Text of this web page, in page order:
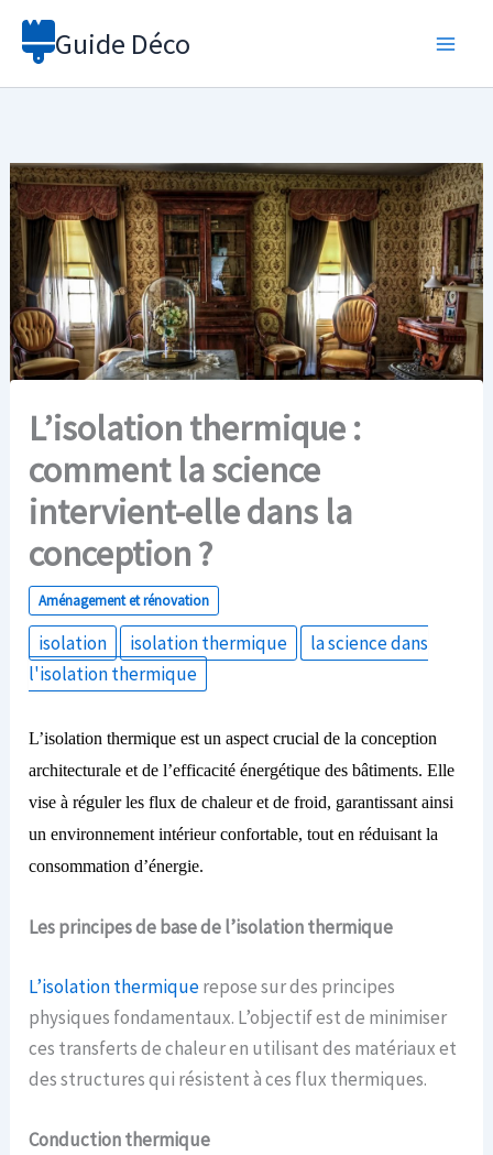
Aller
Guide Déco
L’isolation thermique :
comment la science
intervient-elle dans la
conception ?
Aménagement et rénovation
isolation isolation thermique
la science dans
l'isolation thermique
L’isolation thermique est un aspect crucial de la conception
architecturale et de l’efficacité énergétique des bâtiments. Elle
vise à réguler les flux de chaleur et de froid, garantissant ainsi
un environnement intérieur confortable, tout en réduisant la
consommation d’énergie.
Lesprincipes de base de l’isolationthermique
L’isolation thermiquerepose sur des principes
physiques fondamentaux. L’objectif est de minimiser
ces transferts de chaleur en utilisant des matériaux et
des structures qui résistent à ces flux thermiques.
Conductionthermique